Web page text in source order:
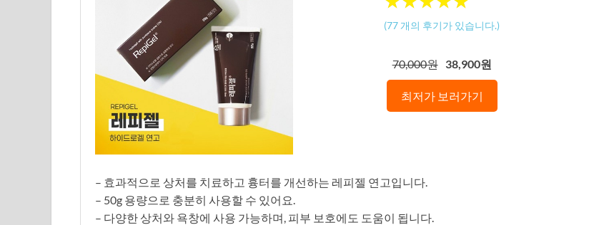
(77 개의 후기가 있습니다.)
70,000원 38,900원
최저가 보러가기
– 효과적으로 상처를 치료하고 흉터를 개선하는 레피젤 연고입니다.
– 50g 용량으로 충분히 사용할 수 있어요.
– 다양한 상처와 욕창에 사용 가능하며, 피부 보호에도 도움이 됩니다.